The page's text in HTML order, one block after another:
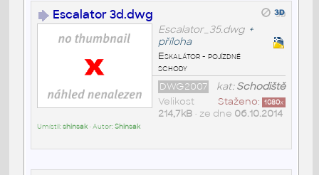
Escalator 3d.dwg
Escalator_35.dwg +
příloha
Eskalátor - pojízdné
schody
kat:Schodiště
DWG2007
Staženo: 1080x
Velikost
214,7kB• ze dne 06.10.2014
Umístil:shinsak• Autor:Shinsak